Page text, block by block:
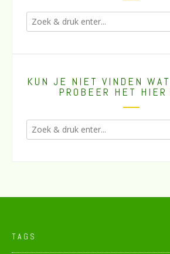
KUN JE NIET VINDEN
PROBEER HET HIER
TAGS